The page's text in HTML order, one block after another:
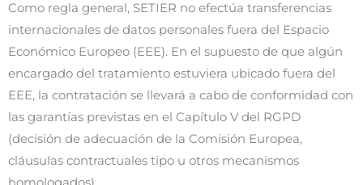
Como regla general, SETIER no efectúa transferencias
internacionales de datos personales fuera del Espacio
Económico Europeo (EEE). En el supuesto de que algún
encargado del tratamiento estuviera ubicado fuera del
EEE, la contratación se llevará a cabo de conformidad con
las garantías previstas en el Capítulo V del RGPD
(decisión de adecuación de la Comisión Europea,
cláusulas contractuales tipo u otros mecanismos